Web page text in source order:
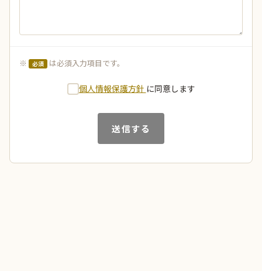
※ 必須 は必須入力項目です。
個人情報保護方針 に同意します